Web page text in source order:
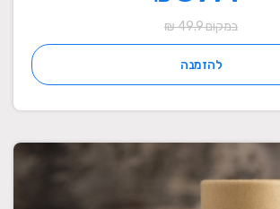
במקום 49.9 ₪
להזמנה